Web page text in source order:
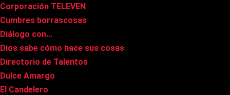
Corporación TELEVEN
Cumbres borrascosas
Diálogo con…
Dios sabe cómo hace sus cosas
Directorio de Talentos
Dulce Amargo
El Candelero